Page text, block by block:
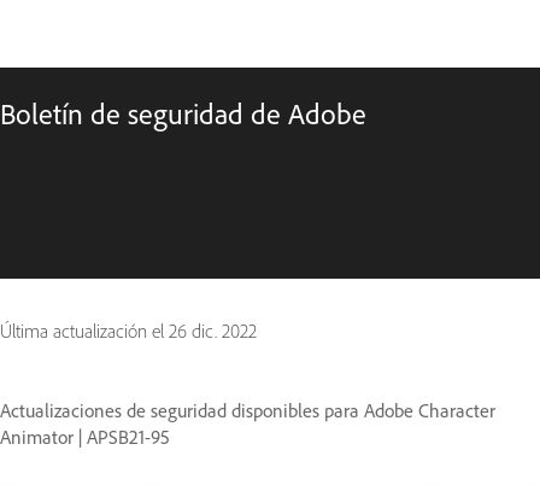
Boletín de seguridad de Adobe
Última actualización el 26 dic. 2022
Actualizaciones de seguridad disponibles para Adobe Character
Animator | APSB21-95